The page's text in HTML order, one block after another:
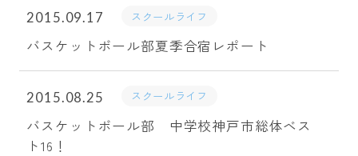
2015.09.17 スクールライフ
バスケットボール部夏季合宿レポート
2015.08.25 スクールライフ
バスケットボール部 中学校神戸市総体ベス
ト16！